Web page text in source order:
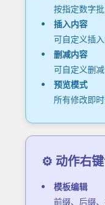
按指定数字
插入内容
可自定义插
删减内容
可自定义删
预览模式
所有修改即
⚙️ 动作右
模板编辑
前缀、后缀